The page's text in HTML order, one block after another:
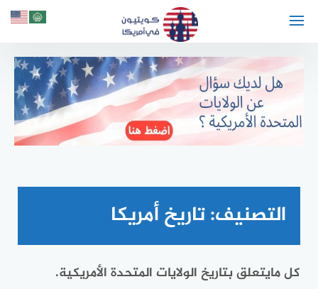
التصنيف:تاريخ أمريكا
كل مايتعلق بتاريخ الولايات المتحدة الأمريكية.